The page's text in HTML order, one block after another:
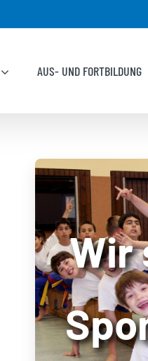
AUS- UND FORTBILDUNG
Wir